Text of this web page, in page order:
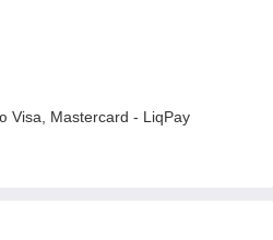
Visa, Mastercard - LiqPay